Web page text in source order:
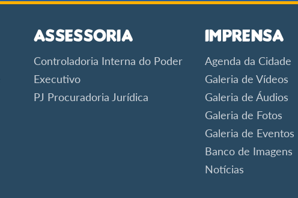
Assessoria
Controladoria Interna do Poder
Executivo
PJ Procuradoria Jurídica
Imprensa
Agenda da Cidade
Galeria de Vídeos
Galeria de Áudios
Galeria de Fotos
Galeria de Eventos
Banco de Imagens
Notícias